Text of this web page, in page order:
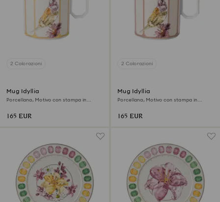
2 Colorazioni
Mug Idyllia
Porcellana, Motivo con stampa in
165 EUR
2 Colorazioni
Mug Idyllia
Porcellana, Motivo con stampa in
165 EUR